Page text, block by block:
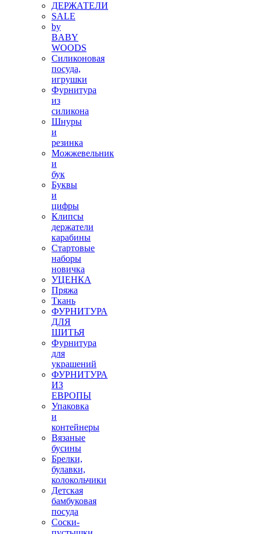
ДЕРЖАТЕЛИ
SALE
by
BABY
WOODS
Силиконовая
посуда,
игрушки
Фурнитура
из
силикона
Шнуры
и
резинка
Можжевельник
и
бук
Буквы
и
цифры
Клипсы
держатели
карабины
Стартовые
наборы
новичка
УЦЕНКА
Пряжа
Ткань
ФУРНИТУРА
ДЛЯ
ШИТЬЯ
Фурнитура
для
украшений
ФУРНИТУРА
ИЗ
ЕВРОПЫ
Упаковка
и
контейнеры
Вязаные
бусины
Брелки,
булавки,
колокольчики
Детская
бамбуковая
посуда
Соски-